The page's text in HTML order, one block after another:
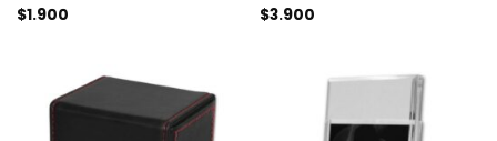
$1.900
$3.900